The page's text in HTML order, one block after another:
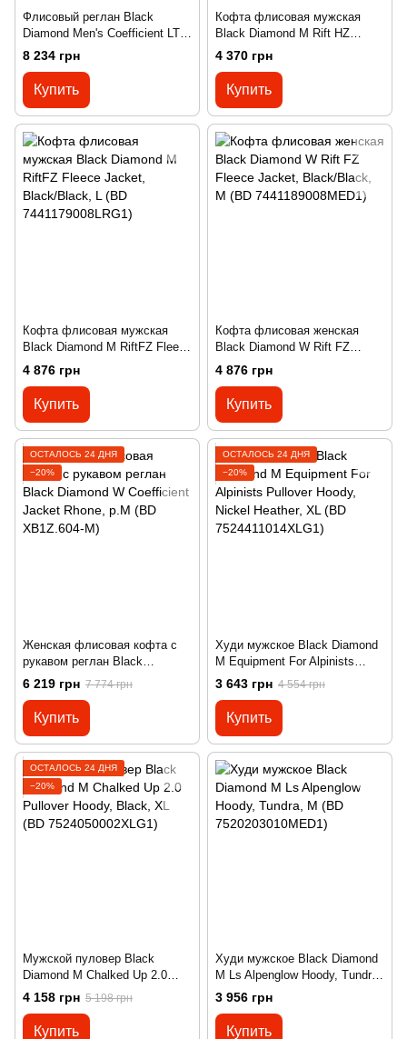
Флисовый реглан Black
Diamond Men's Coefficient LT
Hybrid Hoody, Tundra/Black, L
(793661540908)
8 234 грн
Купить
Кофта флисовая мужская
Black Diamond M Rift HZ
Fleece Jacket, Black/Black, L
(BD 7441149008LRG1)
4 370 грн
Купить
Кофта флисовая мужская
Black Diamond M RiftFZ Fleece
Jacket, Black/Black, L (BD
7441179008LRG1)
4 876 грн
Купить
Кофта флисовая женская
Black Diamond W Rift FZ
Fleece Jacket, Black/Black, M
(BD 7441189008MED1)
4 876 грн
Купить
ОСТАЛОСЬ 24 ДНЯ
−20%
Женская флисовая кофта с
рукавом реглан Black
Diamond W Coefficient Jacket
Rhone, р.M (BD XB1Z.604-M)
6 219 грн 7 774 грн
Купить
ОСТАЛОСЬ 24 ДНЯ
−20%
Худи мужское Black Diamond
M Equipment For Alpinists
Pullover Hoody, Nickel Heather,
XL (BD 7524411014XLG1)
3 643 грн 4 554 грн
Купить
ОСТАЛОСЬ 24 ДНЯ
−20%
Мужской пуловер Black
Diamond M Chalked Up 2.0
Pullover Hoody, Black, XL (BD
7524050002XLG1)
4 158 грн 5 198 грн
Купить
Худи мужское Black Diamond
M Ls Alpenglow Hoody, Tundra,
M (BD 7520203010MED1)
3 956 грн
Купить